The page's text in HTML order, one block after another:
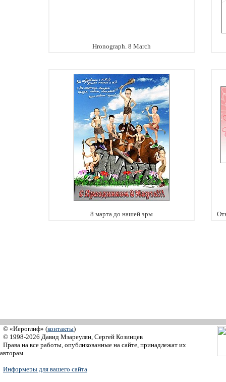
Hronograph. 8 March
8 марта до нашей эры
© «Иероглиф» (контакты)
© 1998-2026 Давид Мзареулян, Сергей Козинцев
Права на все работы, опубликованные на сайте, принадлежат их
авторам
Информеры для вашего сайта